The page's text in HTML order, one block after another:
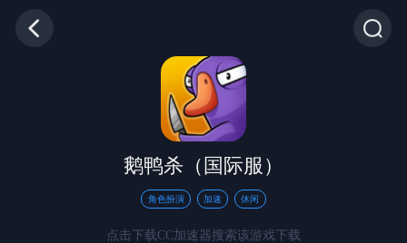
鹅鸭杀（国际服）
角色扮演 加速 休闲
点击下载CC加速器搜索该游戏下载